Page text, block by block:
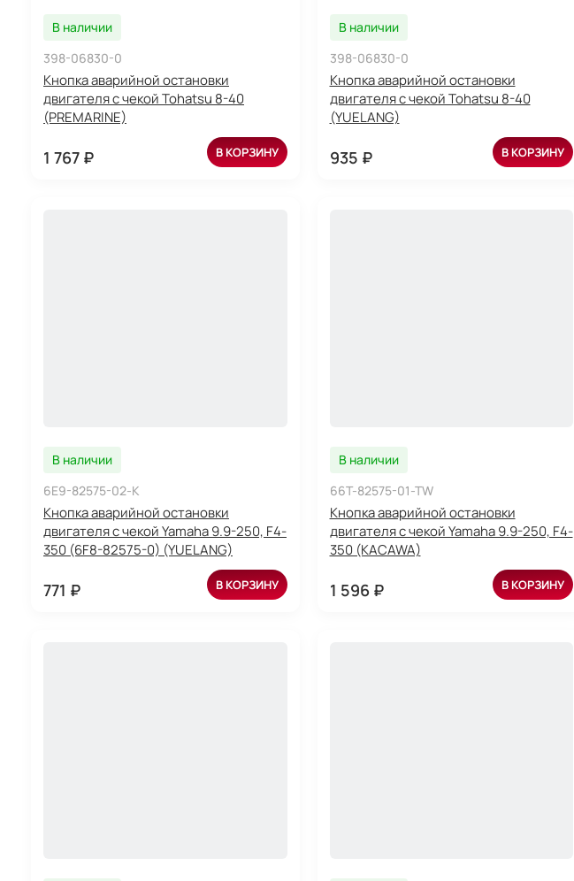
В наличии
398-06830-0
Кнопка аварийной остановки
двигателя с чекой Tohatsu 8-40
(PREMARINE)
1 767 ₽ В КОРЗИНУ
В наличии
398-06830-0
Кнопка аварийной остановки
двигателя с чекой Tohatsu 8-40
(YUELANG)
935 ₽ В КОРЗИНУ
В наличии
6E9-82575-02-K
Кнопка аварийной остановки
двигателя с чекой Yamaha 9.9-250, F4-
350 (6F8-82575-0) (YUELANG)
771 ₽ В КОРЗИНУ
В наличии
66T-82575-01-TW
Кнопка аварийной остановки
двигателя с чекой Yamaha 9.9-250, F4-
350 (KACAWA)
1 596 ₽ В КОРЗИНУ